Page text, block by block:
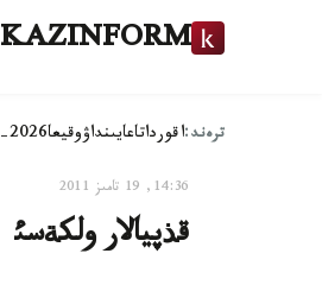
KAZINFORM
ترەند:اقورداتاعايىنداۋوقيعا2026-سايلاۋ
14:36, 19 تامىز 2011
قذپيالار ولكةسئ